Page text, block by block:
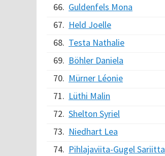
66. Guldenfels Mona
67. Held Joelle
68. Testa Nathalie
69. Böhler Daniela
70. Mürner Léonie
71. Lüthi Malin
72. Shelton Syriel
73. Niedhart Lea
74. Pihlajaviita-Gugel Sariitta